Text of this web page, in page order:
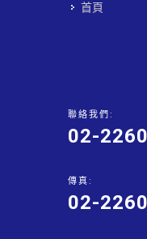
首頁
聯絡我們:
02-
傳真:
02-